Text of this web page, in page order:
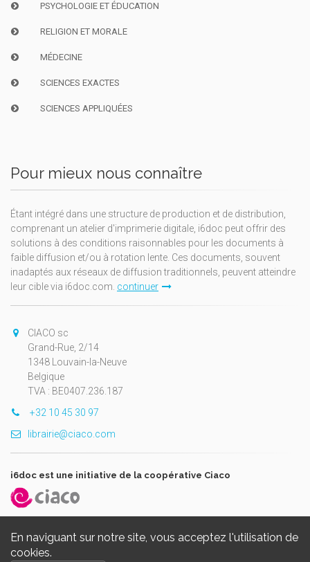
En naviguant sur notre site, vous acceptez l'utilisation de
cookies.
PSYCHOLOGIE ET ÉDUCATION
RELIGION ET MORALE
MÉDECINE
SCIENCES EXACTES
SCIENCES APPLIQUÉES
Pour mieux nous connaître
Étant intégré dans une structure de production et de distribution,
comprenant un atelier d'imprimerie digitale, i6doc peut offrir des
solutions à des conditions raisonnables pour les documents à
faible diffusion et/ou à rotation lente. Ces documents, souvent
inadaptés aux réseaux de diffusion traditionnels, peuvent atteindre
leur cible via i6doc.com. continuer
CIACO sc
Grand-Rue, 2/14
1348 Louvain-la-Neuve
Belgique
TVA : BE0407.236.187
+32 10 45 30 97
librairie@ciaco.com
i6doc est une initiative de la coopérative Ciaco